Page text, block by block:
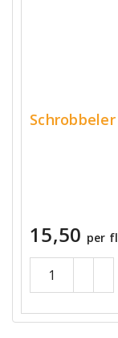
15,50 per